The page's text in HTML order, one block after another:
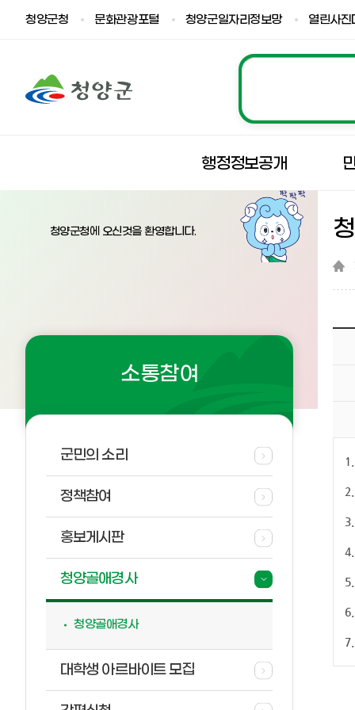
청양군청 문화관광포털 청양군일자리정보망 열린사
행정정보공개
청양군청에 오신것을 환영합니다.
소통참여
군민의 소리
정책참여
홍보게시판
청양골애경사
청양골애경사
대학생 아르바이트 모집
『 남양면 백금2리 최성규 님 별세 』글의 상세내용을 확인하는 표로 제목, 부서명, 등록일, 조회, 첨부, 내용으로 나뉘어 설명합니다.